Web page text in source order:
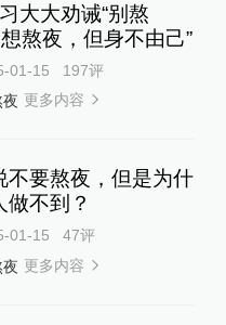
大大劝诫“别熬
想熬夜，但身不由己”
01-15 197评
更多内容
不要熬夜，但是为什
做不到？
01-15 47评
更多内容